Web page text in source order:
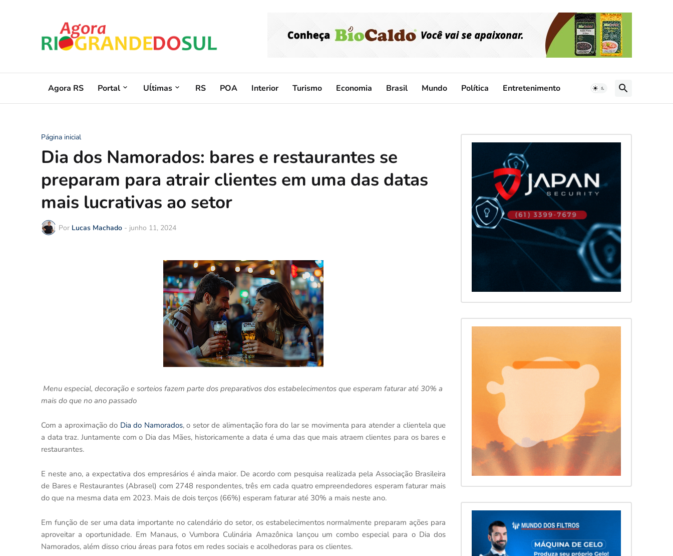
Agora RS Portal Uĺtimas RS POA Interior Turismo Economia Brasil Mundo Política Entretenimento
Página inicial
Dia dos Namorados: bares e restaurantes se
preparam para atrair clientes em uma das datas
mais lucrativas ao setor
Por Lucas Machado - junho 11, 2024
Menu especial, decoração e sorteios fazem parte dos preparativos dos estabelecimentos que esperam faturar até 30% a
mais do que no ano passado
Com a aproximação do Dia do Namorados, o setor de alimentação fora do lar se movimenta para atender a clientela que
a data traz. Juntamente com o Dia das Mães, historicamente a data é uma das que mais atraem clientes para os bares e
restaurantes.
E neste ano, a expectativa dos empresários é ainda maior. De acordo com pesquisa realizada pela Associação Brasileira
de Bares e Restaurantes (Abrasel) com 2748 respondentes, três em cada quatro empreendedores esperam faturar mais
do que na mesma data em 2023. Mais de dois terços (66%) esperam faturar até 30% a mais neste ano.
Em função de ser uma data importante no calendário do setor, os estabelecimentos normalmente preparam ações para
aproveitar a oportunidade. Em Manaus, o Vumbora Culinária Amazônica lançou um combo especial para o Dia dos
Namorados, além disso criou áreas para fotos em redes sociais e acolhedoras para os clientes.